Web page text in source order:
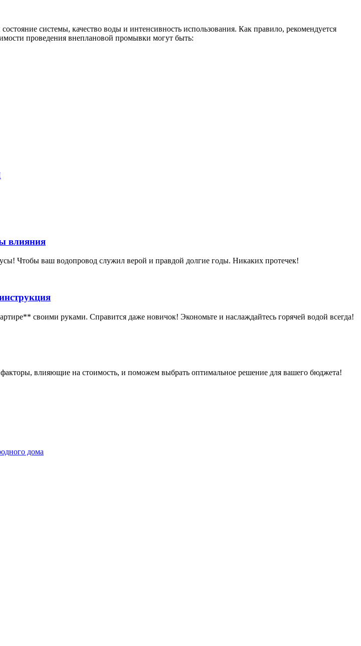
системы, качество воды и интенсивность использования. Как правило, рекомендуется
проведения внеплановой промывки могут быть:
влияния
Чтобы ваш водопровод служил верой и правдой долгие годы. Никаких протечек!
своими руками. Справится даже новичок! Экономьте и наслаждайтесь горячей водой всегда!
влияющие на стоимость, и поможем выбрать оптимальное решение для вашего бюджета!
дома